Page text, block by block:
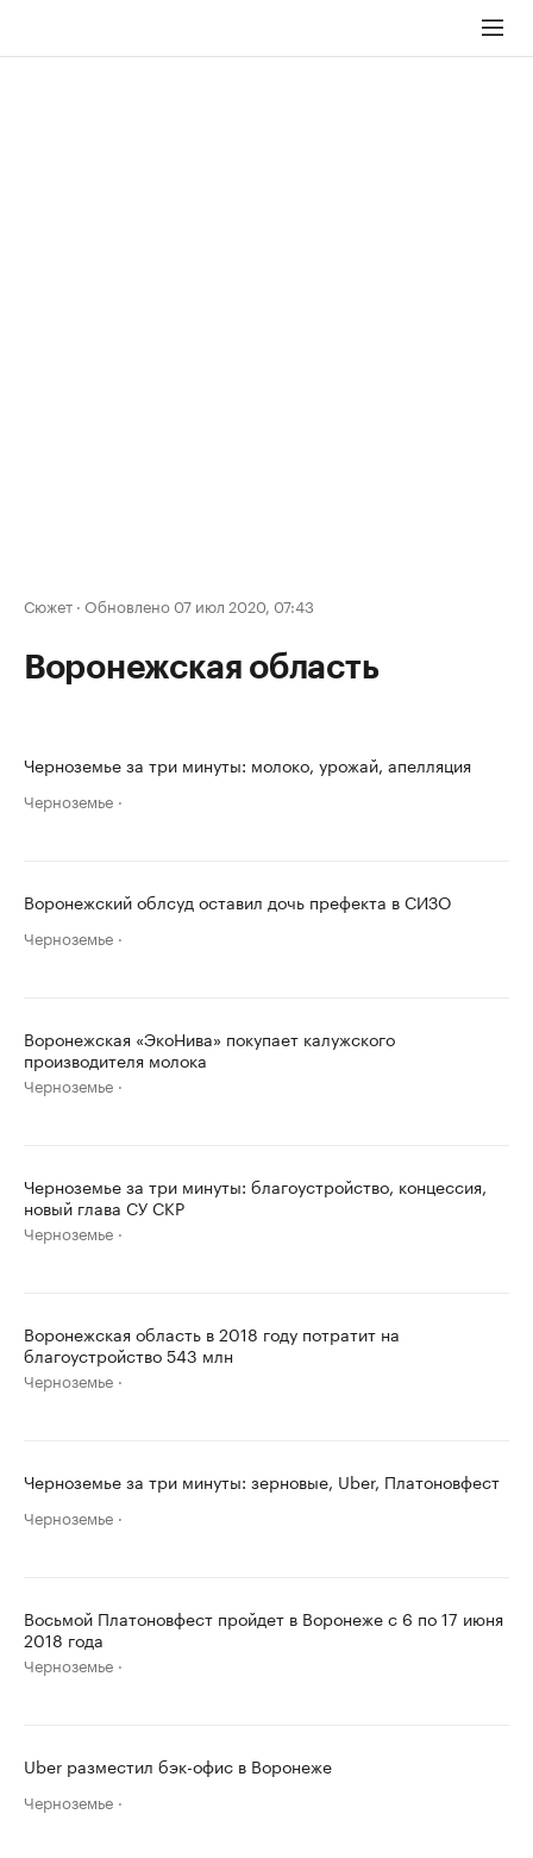
Сюжет · Обновлено 07 июл 2020, 07:43
Воронежская область
Черноземье за три минуты: молоко, урожай, апелляция
Черноземье
Воронежский облсуд оставил дочь префекта в СИЗО
Черноземье
Воронежская «ЭкоНива» покупает калужского
производителя молока
Черноземье
Черноземье за три минуты: благоустройство, концессия,
новый глава СУ СКР
Черноземье
Воронежская область в 2018 году потратит на
благоустройство 543 млн
Черноземье
Черноземье за три минуты: зерновые, Uber, Платоновфест
Черноземье
Восьмой Платоновфест пройдет в Воронеже с 6 по 17 июня
2018 года
Черноземье
Uber разместил бэк-офис в Воронеже
Черноземье